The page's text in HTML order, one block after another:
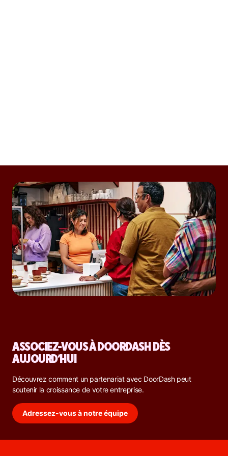
ASSOCIEZ-VOUS À DOORDASH DÈS
AUJOURD’HUI
Découvrez comment un partenariat avec DoorDash peut
soutenir la croissance de votre entreprise.
Adressez-vous à notre équipe